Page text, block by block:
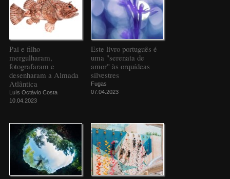
Pai e filho
mergulharam,
fotografaram e
desenharam a Almada
Atlântica
Luís Octávio Costa
10.04.2023
Este livro português é
uma "serenata de
amor" às orquídeas
silvestres
Fugas
07.04.2023